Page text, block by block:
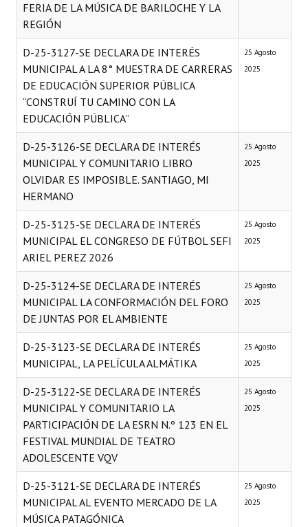
FERIA DE LA MÚSICA DE BARILOCHE Y LA
REGIÓN
D-25-3127-SE DECLARA DE INTERÉS
MUNICIPAL A LA 8° MUESTRA DE CARRERAS
DE EDUCACIÓN SUPERIOR PÚBLICA
“CONSTRUÍ TU CAMINO CON LA
EDUCACIÓN PÚBLICA”
25 Agosto
2025
D-25-3126-SE DECLARA DE INTERÉS
MUNICIPAL Y COMUNITARIO LIBRO
OLVIDAR ES IMPOSIBLE. SANTIAGO, MI
HERMANO
25 Agosto
2025
D-25-3125-SE DECLARA DE INTERÉS
MUNICIPAL EL CONGRESO DE FÚTBOL SEFI
ARIEL PEREZ 2026
25 Agosto
2025
D-25-3124-SE DECLARA DE INTERÉS
MUNICIPAL LA CONFORMACIÓN DEL FORO
DE JUNTAS POR EL AMBIENTE
25 Agosto
2025
D-25-3123-SE DECLARA DE INTERÉS
MUNICIPAL, LA PELÍCULA ALMÁTIKA
25 Agosto
2025
D-25-3122-SE DECLARA DE INTERÉS
MUNICIPAL Y COMUNITARIO LA
PARTICIPACIÓN DE LA ESRN N.º 123 EN EL
FESTIVAL MUNDIAL DE TEATRO
ADOLESCENTE VQV
25 Agosto
2025
D-25-3121-SE DECLARA DE INTERÉS
MUNICIPAL AL EVENTO MERCADO DE LA
MÚSICA PATAGÓNICA
25 Agosto
2025